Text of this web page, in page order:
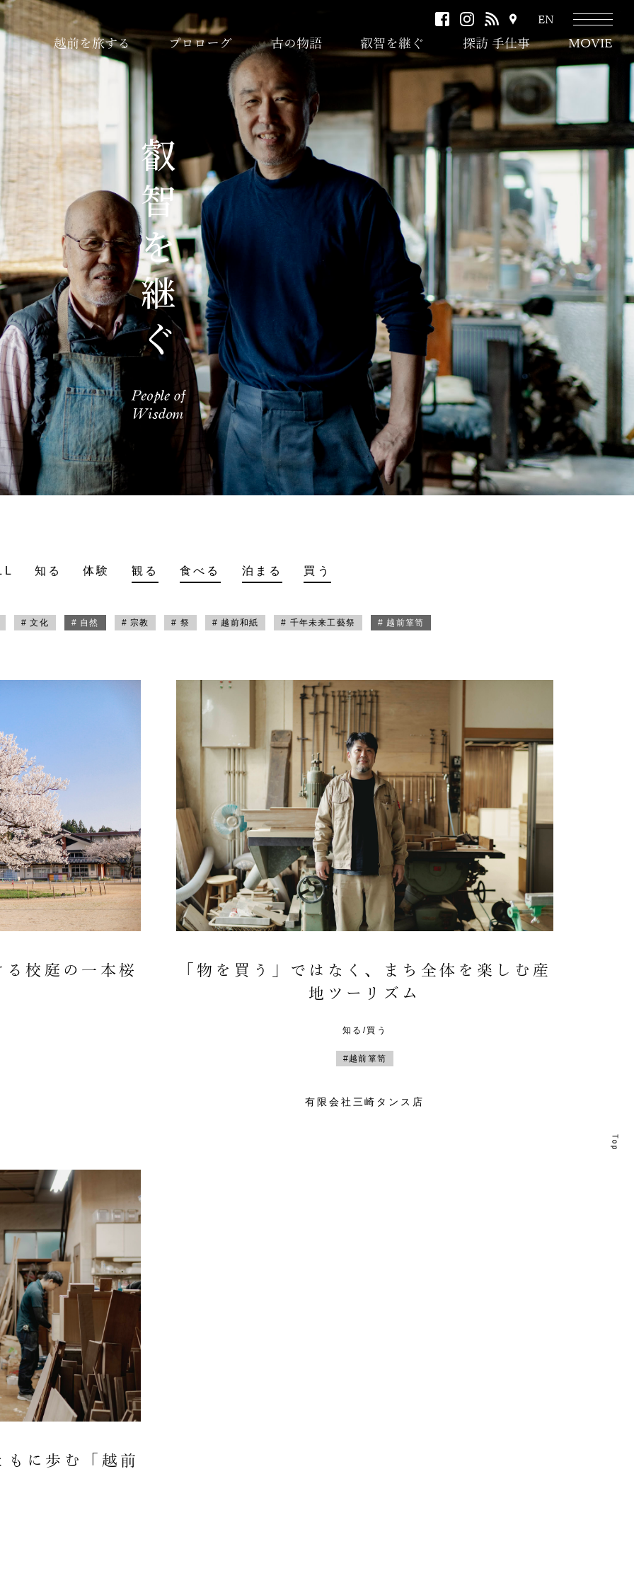
facebookinstagram
RSS
ク
セ
ス
EN
越前を旅する プロローグ 古の物語 叡智を継ぐ 探訪 手仕事 MOVIE
知る 体験 観る 食べる 泊まる 買う
# 文化 # 自然 # 宗教 # 祭 # 越前和紙 # 千年未来工藝祭 # 越前箪笥
校庭の一本桜
「物を買う」ではなく、まち全体を楽しむ産
地ツーリズム
知る/買う
#越前箪笥
有限会社三崎タンス店
に歩む「越前